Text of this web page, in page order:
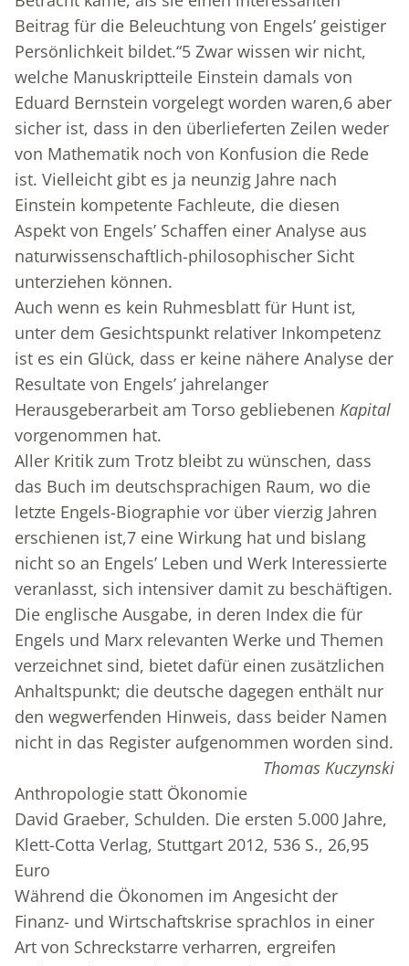
Beitrag für die Beleuchtung von Engels’ geistiger
Persönlichkeit bildet.“5 Zwar wissen wir nicht,
welche Manuskriptteile Einstein damals von
Eduard Bernstein vorgelegt worden waren,6 aber
sicher ist, dass in den überlieferten Zeilen weder
von Mathematik noch von Konfusion die Rede
ist. Vielleicht gibt es ja neunzig Jahre nach
Einstein kompetente Fachleute, die diesen
Aspekt von Engels’ Schaffen einer Analyse aus
naturwissenschaftlich-philosophischer Sicht
unterziehen können.
Auch wenn es kein Ruhmesblatt für Hunt ist,
unter dem Gesichtspunkt relativer Inkompetenz
ist es ein Glück, dass er keine nähere Analyse der
Resultate von Engels’ jahrelanger
Herausgeberarbeit am Torso gebliebenen Kapital
vorgenommen hat.
Aller Kritik zum Trotz bleibt zu wünschen, dass
das Buch im deutschsprachigen Raum, wo die
letzte Engels-Biographie vor über vierzig Jahren
erschienen ist,7 eine Wirkung hat und bislang
nicht so an Engels’ Leben und Werk Interessierte
veranlasst, sich intensiver damit zu beschäftigen.
Die englische Ausgabe, in deren Index die für
Engels und Marx relevanten Werke und Themen
verzeichnet sind, bietet dafür einen zusätzlichen
Anhaltspunkt; die deutsche dagegen enthält nur
den wegwerfenden Hinweis, dass beider Namen
nicht in das Register aufgenommen worden sind.
Thomas Kuczynski
Anthropologie statt Ökonomie
David Graeber, Schulden. Die ersten 5.000 Jahre,
Klett-Cotta Verlag, Stuttgart 2012, 536 S., 26,95
Euro
Während die Ökonomen im Angesicht der
Finanz- und Wirtschaftskrise sprachlos in einer
Art von Schreckstarre verharren, ergreifen